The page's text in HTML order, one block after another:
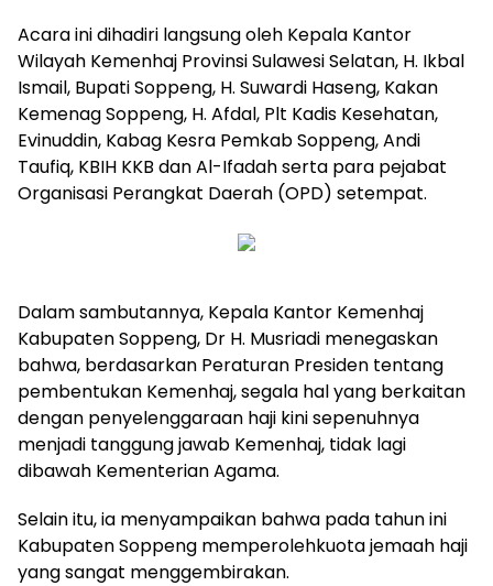
Acara ini dihadiri langsung oleh Kepala Kantor
Wilayah Kemenhaj Provinsi Sulawesi Selatan, H. Ikbal
Ismail, Bupati Soppeng, H. Suwardi Haseng, Kakan
Kemenag Soppeng, H. Afdal, Plt Kadis Kesehatan,
Evinuddin, Kabag Kesra Pemkab Soppeng, Andi
Taufiq, KBIH KKB dan Al-Ifadah serta para pejabat
Organisasi Perangkat Daerah (OPD) setempat.
Dalam sambutannya, Kepala Kantor Kemenhaj
Kabupaten Soppeng, Dr H. Musriadi menegaskan
bahwa, berdasarkan Peraturan Presiden tentang
pembentukan Kemenhaj, segala hal yang berkaitan
dengan penyelenggaraan haji kini sepenuhnya
menjadi tanggung jawab Kemenhaj, tidak lagi
dibawah Kementerian Agama.
Selain itu, ia menyampaikan bahwa pada tahun ini
Kabupaten Soppeng memperolehkuota jemaah haji
yang sangat menggembirakan.